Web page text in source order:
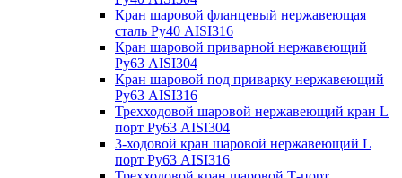
Кран шаровой фланцевый нержавеющая
сталь Ру40 AISI316
Кран шаровой приварной нержавеющий
Ру63 AISI304
Кран шаровой под приварку нержавеющий
Ру63 AISI316
Трехходовой шаровой нержавеющий кран L
порт Ру63 AISI304
3-ходовой кран шаровой нержавеющий L
порт Ру63 AISI316